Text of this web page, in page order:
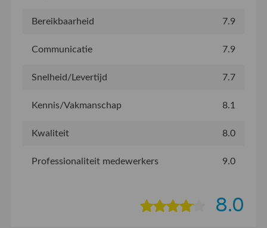
Bereikbaarheid 7.9
Communicatie 7.9
Snelheid/Levertijd 7.7
Kennis/Vakmanschap 8.1
Kwaliteit 8.0
Professionaliteit medewerkers 9.0
8.0